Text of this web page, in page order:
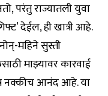
परंतु राज्यातली युवा
देईल, ही खात्री आहे.
महिने सुस्ती
माझ्यावर कारवाई
नक्कीच आनंद आहे. या